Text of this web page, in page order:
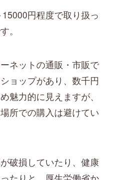
円程度で取り扱っ
。
ネットの通販・市販で
ョップがあり、数千円
魅力的に見えますが、
所での購入は避けてい
破損していたり、健康
たりと、厚生労働省か